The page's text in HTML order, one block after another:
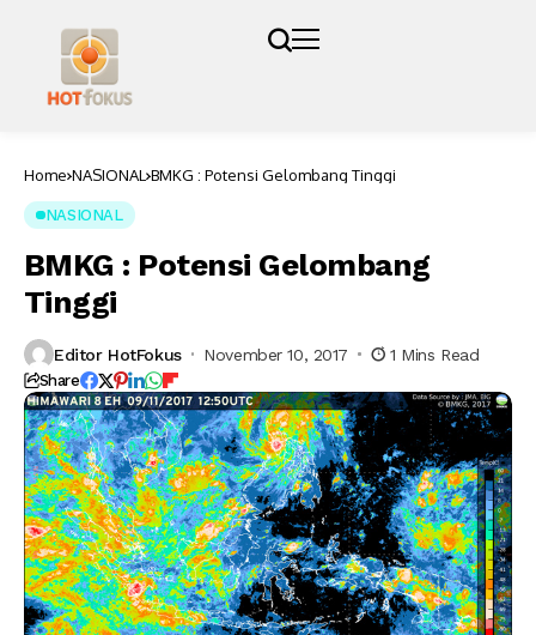
Home NASIONAL BMKG : Potensi Gelombang Tinggi
NASIONAL
BMKG : Potensi Gelombang
Tinggi
Editor HotFokus November 10, 2017 1 Mins Read
Share